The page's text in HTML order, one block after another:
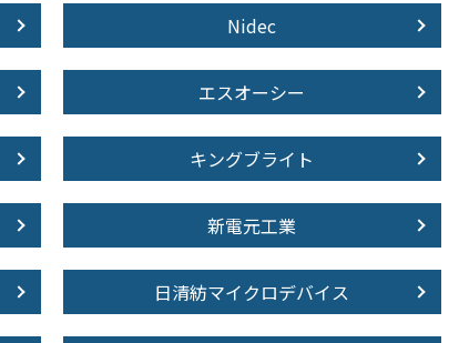
Nidec
エスオーシー
キングブライト
新電元工業
日清紡マイクロデバイス